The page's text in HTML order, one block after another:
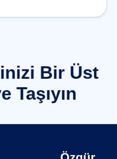
Bir Üst
Taşıyın